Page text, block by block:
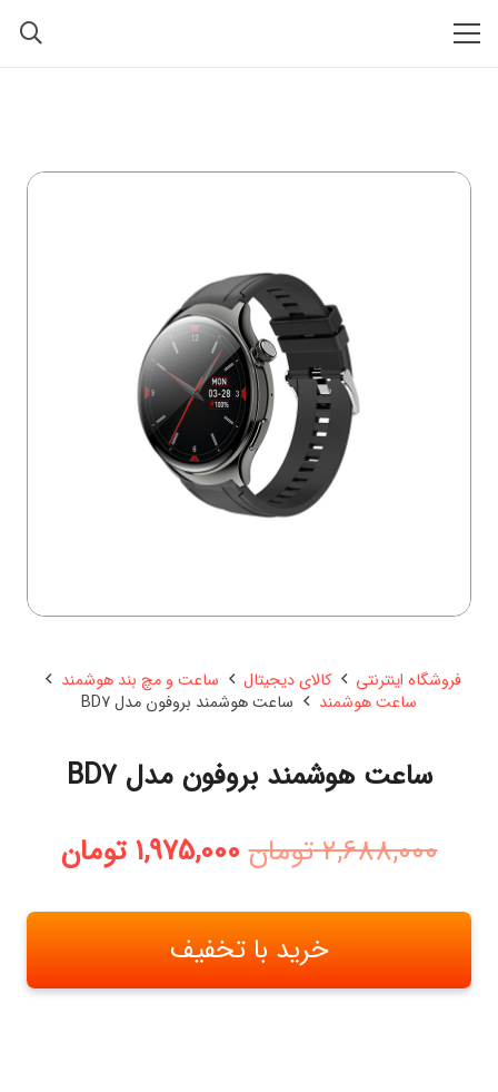
فروشگاه اینترنتی کالای دیجیتال
ساعت و مچ بند هوشمند
ساعت هوشمند
ساعت هوشمند بروفون مدل BD7
ساعت هوشمند بروفون مدل BD7
2,688,000 تومان قیمت
2,688,000 تومان
بود.
1,975,000 تومان
خرید با تخفیف